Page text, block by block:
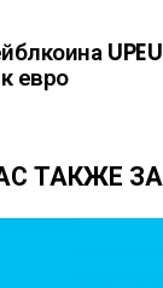
евро
ТАКЖЕ